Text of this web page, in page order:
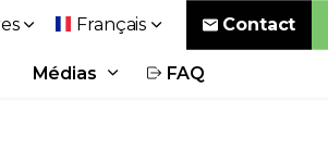
Médias FAQ
Français Contact